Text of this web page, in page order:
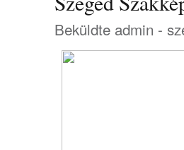
Beküldte admin -